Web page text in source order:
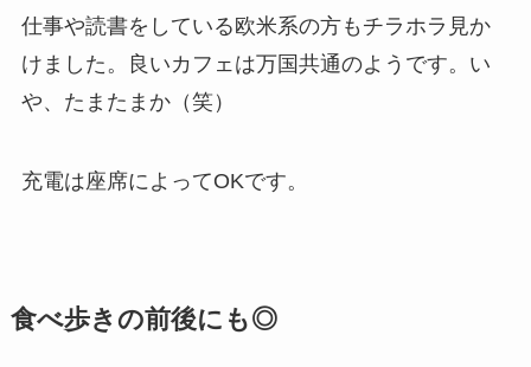
仕事や読書をしている欧米系の方もチラホラ見か
けました。良いカフェは万国共通のようです。い
や、たまたまか（笑）
充電は座席によってOKです。
食べ歩きの前後にも◎